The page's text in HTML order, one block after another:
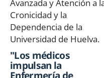
"Los médicos
impulsan la